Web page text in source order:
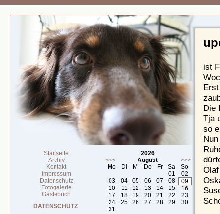
Startseite
Archiv
Kontakt
Impressum
Datenschutz
Fotogalerie
Gästebuch
DATENSCHUTZ
2026
<<<
August
>>>
Mo
Di Mi Do Fr Sa
So
01
02
03
04 05 06 07 08
09
10
11 12 13 14 15
16
17
18 19 20 21 22
23
24
25 26 27 28 29
30
31
ist
Die
Tja
so
Olaf